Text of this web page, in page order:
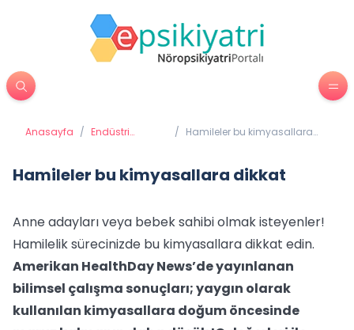
Anasayfa / Endüstri
/ Hamileler bu kimyasallara
Hamileler bu kimyasallara dikkat
Anne adayları veya bebek sahibi olmak isteyenler!
Hamilelik sürecinizde bu kimyasallara dikkat edin.
Amerikan HealthDay News’de yayınlanan
bilimsel çalışma sonuçları; yaygın olarak
kullanılan kimyasallara doğum öncesinde